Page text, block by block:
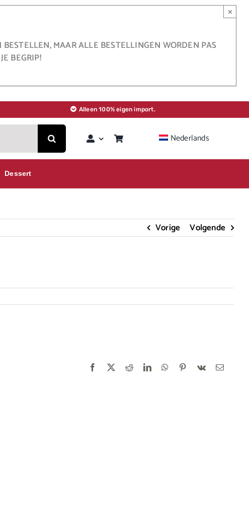
MAAR ALLE BESTELLINGEN WORDEN PAS
BEGRIP!
×
Alleen 100% eigen import.
Nederlands
Dessert
Vorige Volgende
Facebook
X RedditLinkedInWhatsApp
Pinterest
Vk
E-